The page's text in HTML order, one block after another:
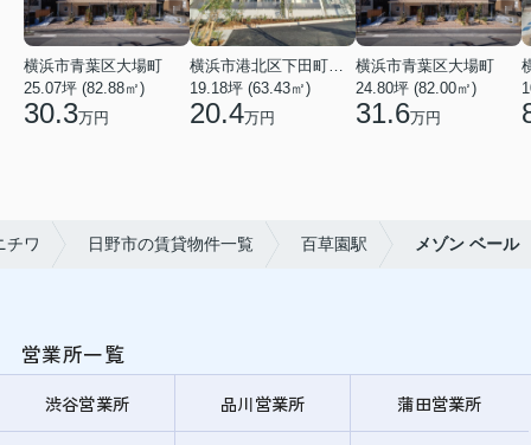
横浜市青葉区大場町
25.07坪 (82.88㎡)
30.3万円
19.18坪 (63.43㎡)
20.4万円
横浜市青葉区大場町
24.80坪 (82.00㎡)
31.6万円
チワ 日野市の賃貸物件一覧 百草園駅 メゾン ベール
営業所一覧
渋谷営業所 品川営業所 蒲田営業所